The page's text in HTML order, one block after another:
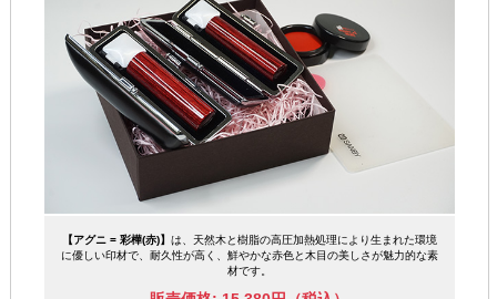
【アグニ = 彩樺(赤)】 は、天然木と樹脂の高圧加熱処理により生まれた環境
に優しい印材で、耐久性が高く、鮮やかな赤色と木目の美しさが魅力的な素
材です。